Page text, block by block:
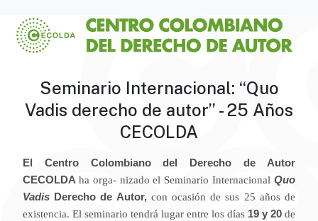
Seminario Internacional: “Quo
Vadis derecho de autor” - 25 Años
CECOLDA
El Centro Colombiano del Derecho de Autor
CECOLDA ha orga- nizado el Seminario InternacionalQuo
Vadis Derecho de Autor, con ocasión de sus 25 años de
existencia. El seminario tendrá lugar entre los días 19 y 20 de